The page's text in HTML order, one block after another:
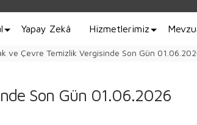
Yapay Zekâ Hizmetlerimiz
ve Çevre Temizlik Vergisinde Son Gün
Son Gün 01.06.2026